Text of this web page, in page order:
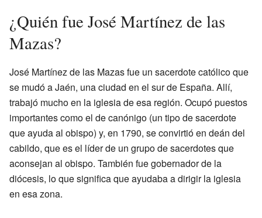
¿Quién fue José Martínez de las
Mazas?
José Martínez de las Mazas fue un sacerdote católico que
se mudó a Jaén, una ciudad en el sur de España. Allí,
trabajó mucho en la iglesia de esa región. Ocupó puestos
importantes como el de canónigo (un tipo de sacerdote
que ayuda al obispo) y, en 1790, se convirtió en deán del
cabildo, que es el líder de un grupo de sacerdotes que
aconsejan al obispo. También fue gobernador de la
diócesis, lo que significa que ayudaba a dirigir la iglesia
en esa zona.